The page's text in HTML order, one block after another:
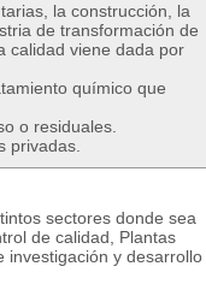
la construcción, la
de transformación de
calidad viene dada por
químico que
o residuales.
privadas.
sectores donde sea
de calidad, Plantas
investigación y desarrollo